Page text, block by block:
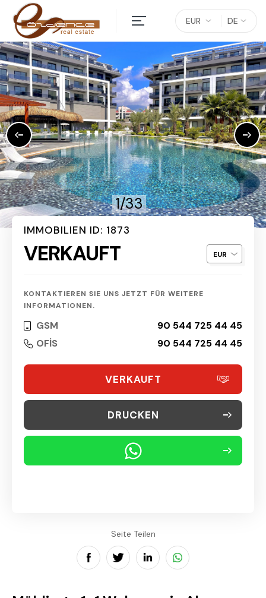
DE
EUR
1/33
IMMOBILIEN ID: 1873
VERKAUFT
KONTAKTIEREN SIE UNS JETZT FÜR WEITERE
INFORMATIONEN.
GSM
90 544 725 44 45
OFİS
90 544 725 44 45
VERKAUFT
DRUCKEN
Seite Teilen